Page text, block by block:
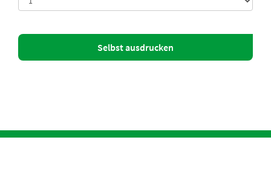
Selbst ausdrucken